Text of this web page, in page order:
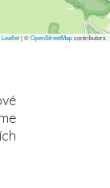
Leaflet|©OpenStreetMapcontributors